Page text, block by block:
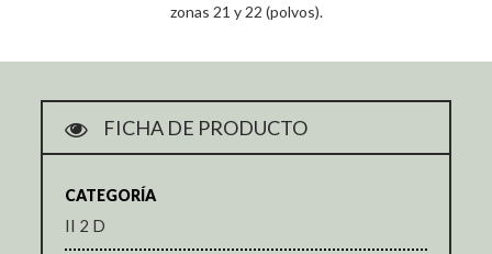
zonas 21 y 22 (polvos).
FICHA DE PRODUCTO
CATEGORÍA
II 2 D